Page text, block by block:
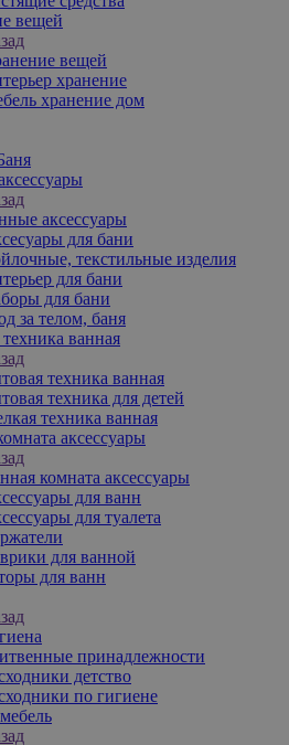
вещей
вещей
хранение
хранение дом
аксессуары
для бани
текстильные изделия
для бани
для бани
за телом, баня
ванная
техника ванная
техника для детей
техника ванная
аксессуары
комната аксессуары
для ванн
для туалета
для ванной
для ванн
принадлежности
детство
по гигиене